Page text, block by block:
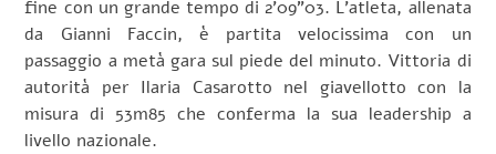
fine con un grande tempo di 2’09”03. L’atleta, allenata
da Gianni Faccin, è partita velocissima con un
passaggio a metà gara sul piede del minuto. Vittoria di
autorità per Ilaria Casarotto nel giavellotto con la
misura di 53m85 che conferma la sua leadership a
livello nazionale.